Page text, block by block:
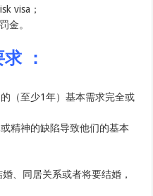
visa；
金。
：
（至少1年）基本需求完全或
精神的缺陷导致他们的基本
、同居关系或者将要结婚，